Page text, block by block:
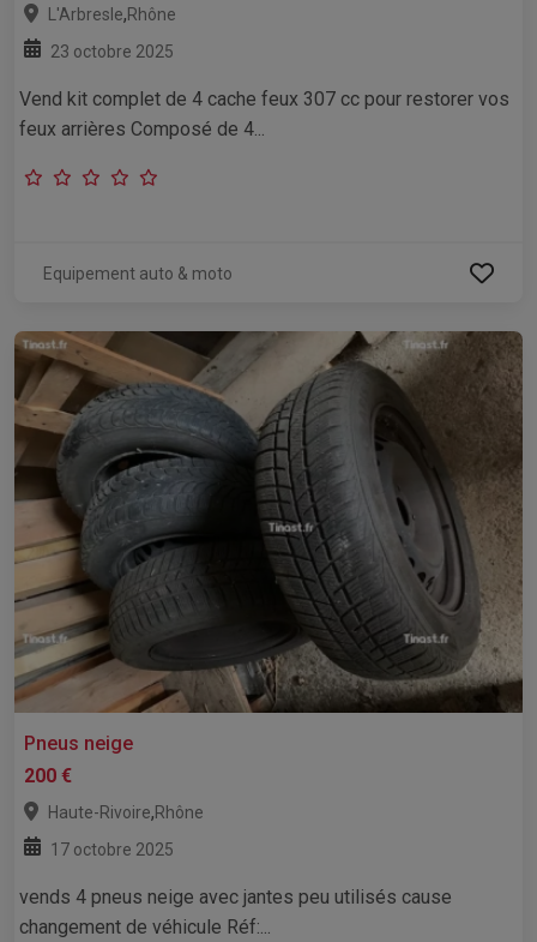
L'Arbresle,Rhône
23 octobre 2025
Vend kit complet de 4 cache feux 307 cc pour restorer vos
feux arrières Composé de 4...
Equipement auto & moto
Pneus neige
200 €
Haute-Rivoire,Rhône
17 octobre 2025
vends 4 pneus neige avec jantes peu utilisés cause
changement de véhicule Réf:...